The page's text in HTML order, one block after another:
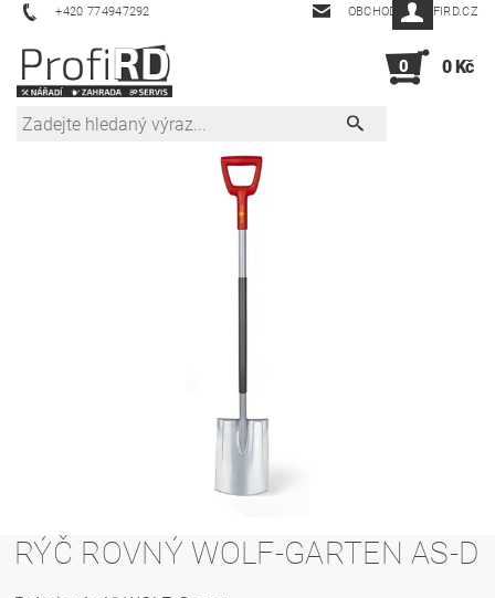
+420 774947292 OBCHOD@PROFIRD.CZ
0 0 Kč
RÝČ ROVNÝ WOLF-GARTEN AS-D